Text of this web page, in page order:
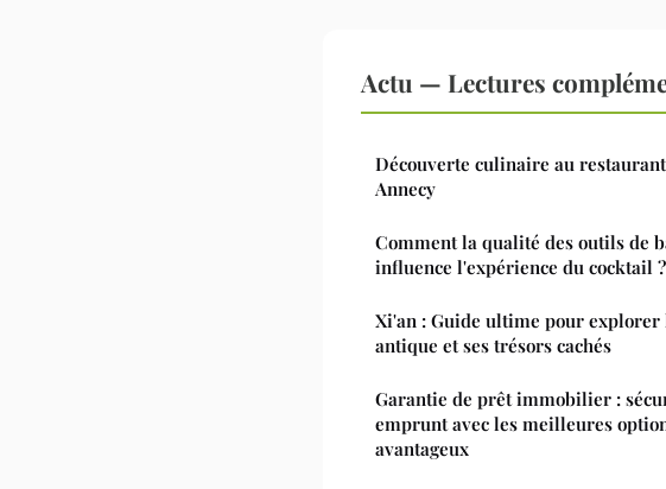
Actu — Lectures
Découverte culinaire au
Annecy
Comment la qualité des outils de
influence l'expérience du cocktail ?
Xi'an : Guide ultime pour explorer
antique et ses trésors cachés
Garantie de prêt immobilier :
emprunt avec les meilleures
avantageux